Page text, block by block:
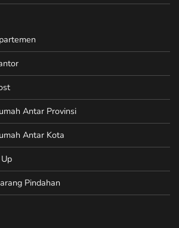
Antar Provinsi
Antar Kota
Pindahan